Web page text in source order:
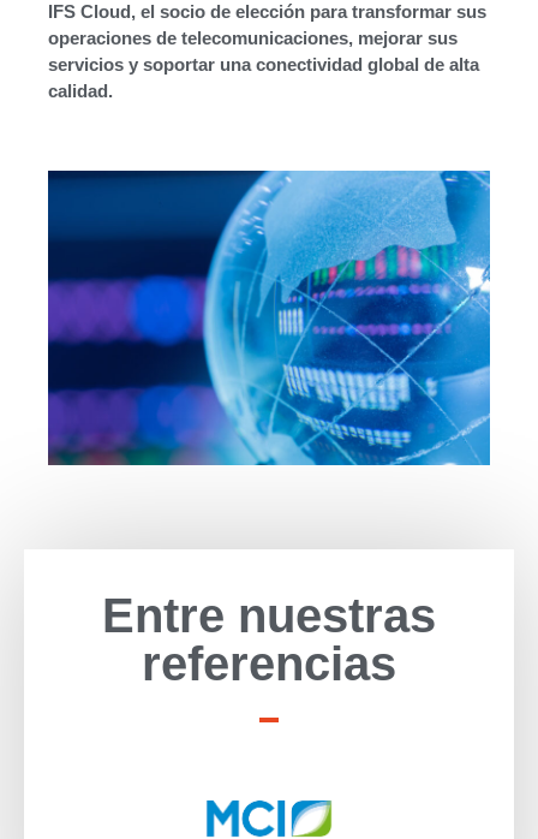
IFS Cloud, el socio de elección para transformar sus
operaciones de telecomunicaciones, mejorar sus
servicios y soportar una conectividad global de alta
calidad.
Entre nuestras
referencias